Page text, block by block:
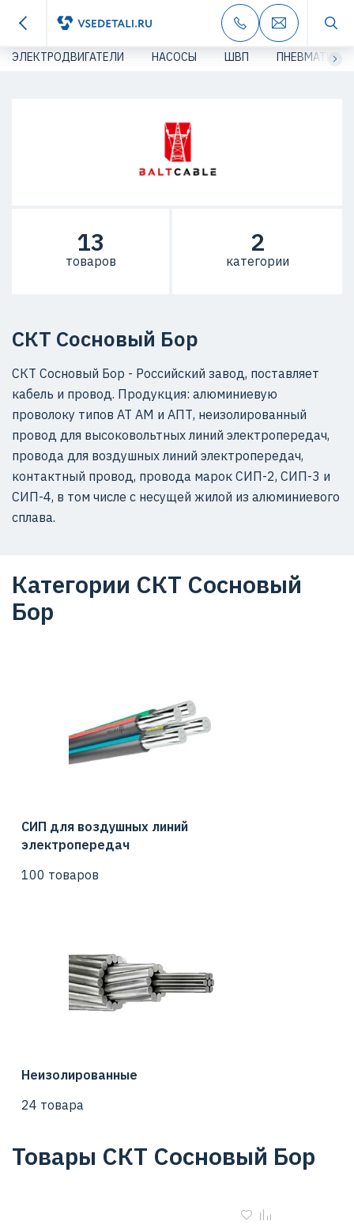
ЭЛЕКТРОДВИГАТЕЛИ НАСОСЫ ШВП ПНЕВМАТИКА
СКТ Сосновый Бор
СКТ Сосновый Бор - Российский завод, поставляет
кабель и провод. Продукция: алюминиевую
проволоку типов АТ АМ и АПТ, неизолированный
провод для высоковольтных линий электропередач,
провода для воздушных линий электропередач,
контактный провод, провода марок СИП-2, СИП-3 и
СИП-4, в том числе с несущей жилой из алюминиевого
сплава.
13
товаров
2
категории
Категории СКТ Сосновый
Бор
Неизолированные
24 товара
СИП для воздушных линий
электропередач
100 товаров
Товары СКТ Сосновый Бор